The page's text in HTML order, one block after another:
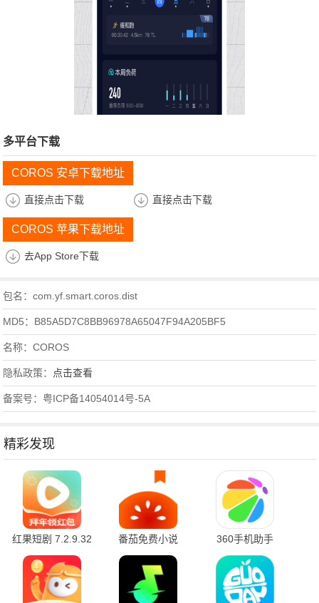
多平台下载
COROS 安卓下载地址
直接点击下载 直接点击下载
COROS 苹果下载地址
去App Store下载
包名：com.yf.smart.coros.dist
MD5：B85A5D7C8BB96978A65047F94A205BF5
名称：COROS
隐私政策： 点击查看
备案号：粤ICP备14054014号-5A
精彩发现
红果短剧 7.2.9.32
官方版
番茄免费小说
7.2.9.32 安卓版
360手机助手
10.2.2 官方版